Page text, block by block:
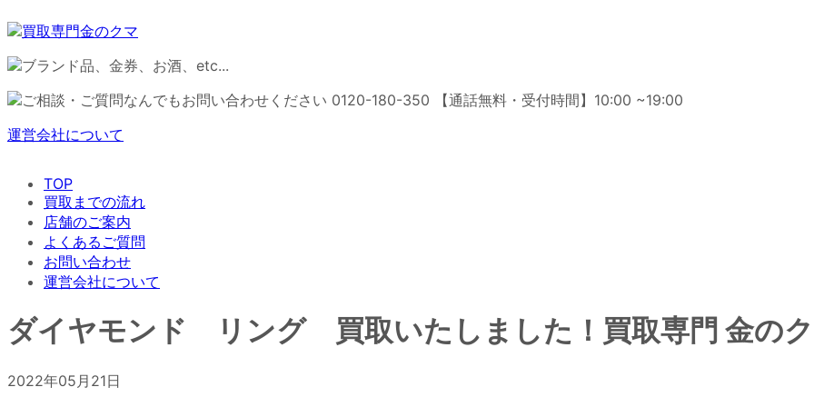
運営会社について
TOP
買取までの流れ
店舗のご案内
よくあるご質問
お問い合わせ
運営会社について
ダイヤモンド リング 買取いたしました！買取専門 金の
2022年05月21日